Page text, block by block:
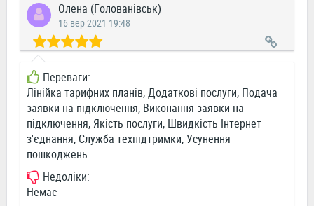
Олена (Голованівськ)
16 вер 2021 19:48
Переваги:
Лінійка тарифних планів, Додаткові послуги, Подача
заявки на підключення, Виконання заявки на
підключення, Якість послуги, Швидкість Інтернет
з'єднання, Служба техпідтримки, Усунення
пошкоджень
Недоліки:
Немає